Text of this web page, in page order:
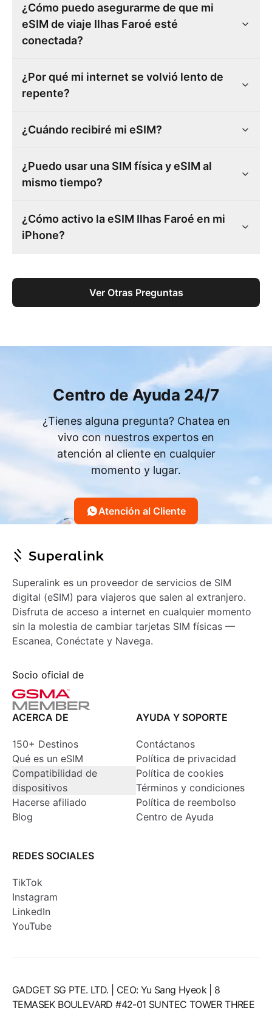
¿Cómo puedo asegurarme de que mi
eSIM de viaje Ilhas Faroé esté
conectada?
¿Por qué mi internet se volvió lento de
repente?
¿Cuándo recibiré mi eSIM?
¿Puedo usar una SIM física y eSIM al
mismo tiempo?
¿Cómo activo la eSIM Ilhas Faroé en mi
iPhone?
Ver Otras Preguntas
Centro de Ayuda 24/7
¿Tienes alguna pregunta? Chatea en
vivo con nuestros expertos en
atención al cliente en cualquier
momento y lugar.
Atención al Cliente
Superalink es un proveedor de servicios de SIM
digital (eSIM) para viajeros que salen al extranjero.
Disfruta de acceso a internet en cualquier momento
sin la molestia de cambiar tarjetas SIM físicas —
Escanea, Conéctate y Navega.
Socio oficial de
ACERCA DE
150+ Destinos
Qué es un eSIM
Compatibilidad de
dispositivos
Hacerse afiliado
Blog
AYUDA Y SOPORTE
Contáctanos
Política de privacidad
Política de cookies
Términos y condiciones
Política de reembolso
Centro de Ayuda
REDES SOCIALES
TikTok
Instagram
LinkedIn
YouTube
GADGET SG PTE. LTD. | CEO: Yu Sang Hyeok | 8
TEMASEK BOULEVARD #42-01 SUNTEC TOWER THREE